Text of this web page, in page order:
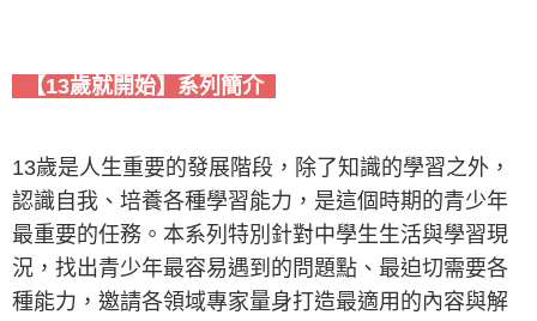
【13歲就開始】系列簡介
13歲是人生重要的發展階段，除了知識的學習之外，
認識自我、培養各種學習能力，是這個時期的青少年
最重要的任務。本系列特別針對中學生生活與學習現
況，找出青少年最容易遇到的問題點、最迫切需要各
種能力，邀請各領域專家量身打造最適用的內容與解